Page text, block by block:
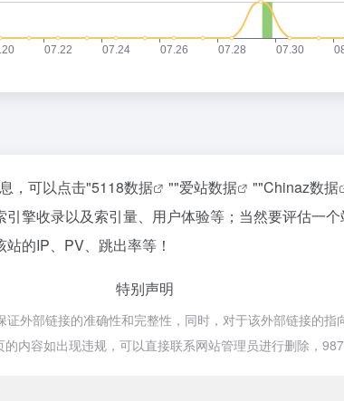
，可以点击"5118数据 ""爱站数据 ""Chinaz数据
擎收录以及索引量、用户体验等；当然要评估一
的IP、PV、跳出率等！
特别声明
外部链接的准确性和完整性，同时，对于该外部链接的
内容如出现违规，可以直接联系网站管理员进行删除，